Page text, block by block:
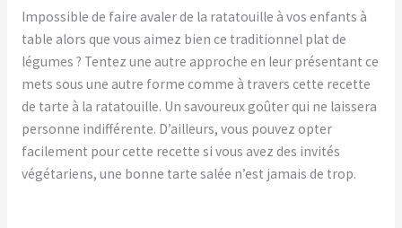
Impossible de faire avaler de la ratatouille à vos enfants à
table alors que vous aimez bien ce traditionnel plat de
légumes ? Tentez une autre approche en leur présentant ce
mets sous une autre forme comme à travers cette recette
de tarte à la ratatouille. Un savoureux goûter qui ne laissera
personne indifférente. D’ailleurs, vous pouvez opter
facilement pour cette recette si vous avez des invités
végétariens, une bonne tarte salée n’est jamais de trop.